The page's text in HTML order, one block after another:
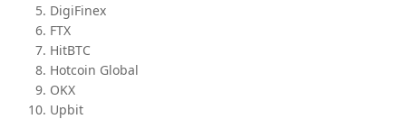
DigiFinex
FTX
HitBTC
Hotcoin Global
OKX
Upbit